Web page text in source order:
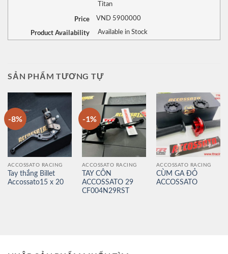
Titan
Price VND5900000
Product Availability Available in Stock
SẢN PHẨM TƯƠNG TỰ
-8%
ACCOSSATO RACING
Tay thắng Billet
Accossato15 x 20
-1%
ACCOSSATO RACING
TAY CÔN
ACCOSSATO 29
CF004N29RST
ACCOSSATO RACING
CÙM GA ĐỎ
ACCOSSATO